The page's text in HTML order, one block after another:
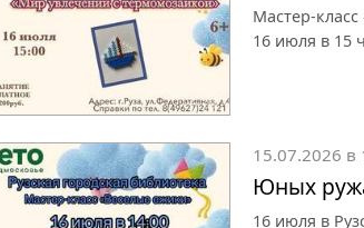
Мастер-
16 июля в 15
15.07.2026 в
Юных
16 июля в